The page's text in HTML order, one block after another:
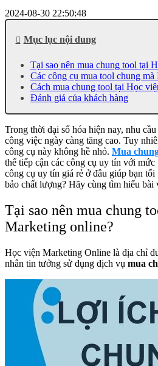
2024-08-30 22:50:48
Mục lục nội dung
Tại sao nên mua chung tool tại
Các công cụ mua tool chung
Cách mua chung tool tại Học
Đánh giá của khách hàng
Trong thời đại số hóa hiện nay, nhu
công việc ngày càng tăng cao. Tuy
công cụ này không hề nhỏ. Mua
thể tiếp cận các công cụ uy tín với
công cụ uy tín giá rẻ ở đâu giúp bạn
bảo chất lượng? Hãy cùng tìm hiểu bài
Tại sao nên mua chung
Marketing online?
Học viện Marketing Online là địa chỉ
nhân tin tưởng sử dụng dịch vụ mua